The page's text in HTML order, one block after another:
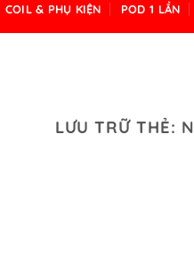
COIL & PHỤ KIỆN POD 1 LẦN
LƯU TRỮ THẺ: